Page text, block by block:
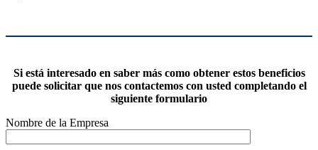
Si está interesado en saber más como obtener estos beneficios
puede solicitar que nos contactemos con usted completando el
siguiente formulario
Nombre de la Empresa